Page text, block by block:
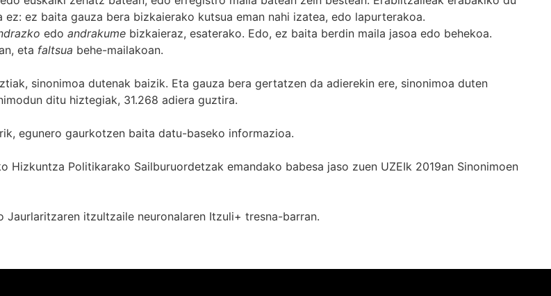
ez baita gauza bera bizkaierako kutsua eman nahi izatea, edo lapurterakoa.
edo andrakume bizkaieraz, esaterako. Edo, ez baita berdin maila jasoa edo behekoa.
eta faltsua behe-mailakoan.
sinonimoa dutenak baizik. Eta gauza bera gertatzen da adierekin ere, sinonimoa duten
ditu hiztegiak, 31.268 adiera guztira.
egunero gaurkotzen baita datu-baseko informazioa.
Hizkuntza Politikarako Sailburuordetzak emandako babesa jaso zuen UZEIk 2019an Sinonimoen
Jaurlaritzaren itzultzaile neuronalaren Itzuli+ tresna-barran.